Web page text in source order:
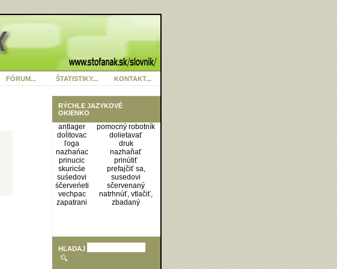
FÓRUM... ŠTATISTIKY... KONTAKT...
RÝCHLE JAZYKOVÉ
OKIENKO
antlager
pomocný robotník
doĺitovac
dolietavať
ľoga
druk
nazhańac
nazhaňať
prinucic
prinútiť
skuricśe
prefajčiť sa,
suśedovi
susedovi
śčerveńeti
sčervenaný
vechpac
natrhnúť, vtlačiť,
zapatrani
zbadaný
HĽADAJ